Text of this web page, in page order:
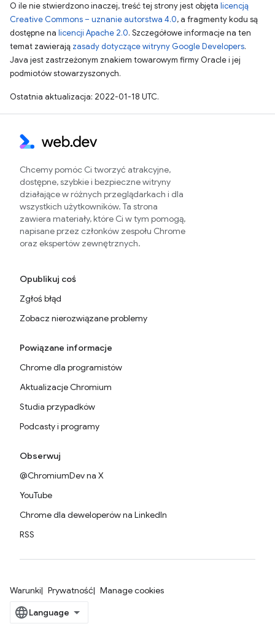
O ile nie stwierdzono inaczej, treść tej strony jest objęta licencją
Creative Commons – uznanie autorstwa 4.0, a fragmenty kodu są
dostępne na licencji Apache 2.0. Szczegółowe informacje na ten
temat zawierają zasady dotyczące witryny Google Developers.
Java jest zastrzeżonym znakiem towarowym firmy Oracle i jej
podmiotów stowarzyszonych.
Ostatnia aktualizacja: 2022-01-18 UTC.
Chcemy pomóc Ci tworzyć atrakcyjne,
dostępne, szybkie i bezpieczne witryny
działające w różnych przeglądarkach i dla
wszystkich użytkowników. Ta strona
zawiera materiały, które Ci w tym pomogą,
napisane przez członków zespołu Chrome
oraz ekspertów zewnętrznych.
Opublikuj coś
Zgłoś błąd
Zobacz nierozwiązane problemy
Powiązane informacje
Chrome dla programistów
Aktualizacje Chromium
Studia przypadków
Podcasty i programy
Obserwuj
@ChromiumDev na X
YouTube
Chrome dla deweloperów na LinkedIn
RSS
Warunki Prywatność Manage cookies